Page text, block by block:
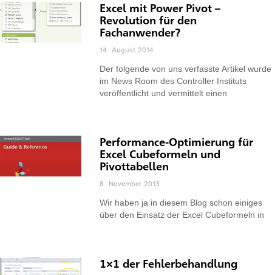
Excel mit Power Pivot –
Revolution für den
Fachanwender?
14. August 2014
Der folgende von uns verfasste Artikel wurde
im News Room des Controller Instituts
veröffentlicht und vermittelt einen
Performance-Optimierung für
Excel Cubeformeln und
Pivottabellen
8. November 2013
Wir haben ja in diesem Blog schon einiges
über den Einsatz der Excel Cubeformeln in
1×1 der Fehlerbehandlung